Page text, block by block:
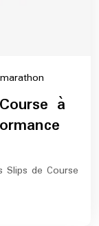
europe-
marathon
à
Slips de Course